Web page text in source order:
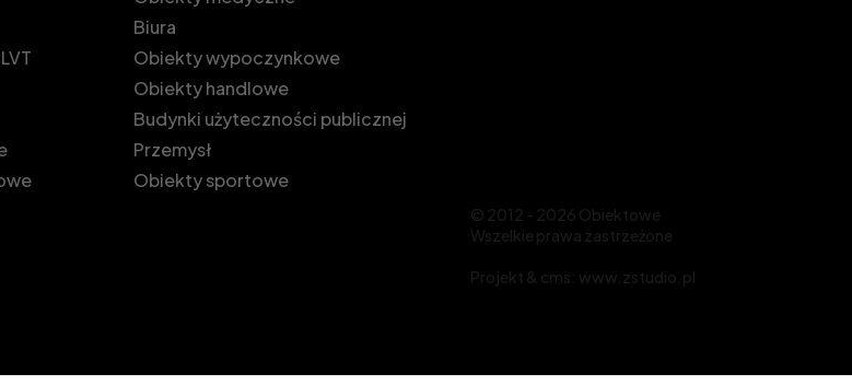
Biura
Obiekty wypoczynkowe
Obiekty handlowe
Budynki użyteczności publicznej
Przemysł
Obiekty sportowe
© 2012 - 2026 Obiektowe
Wszelkie prawa zastrzeżone
Projekt & cms: www.zstudio.pl